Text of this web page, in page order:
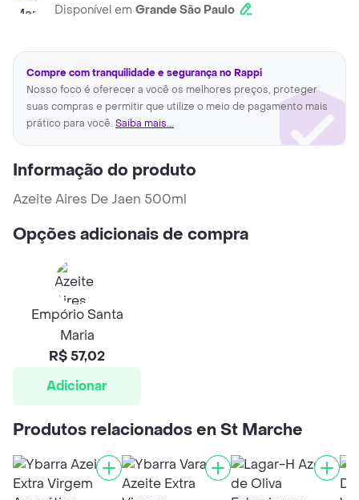
Disponível em Grande São Paulo
Compre com tranquilidade e segurança no Rappi
Nosso foco é oferecer a você os melhores preços, proteger
suas compras e permitir que utilize o meio de pagamento mais
prático para você. Saiba mais...
Informação do produto
Azeite Aires De Jaen 500ml
Opções adicionais de compra
Empório Santa
Maria
R$ 57,02
Adicionar
Produtos relacionados en St Marche